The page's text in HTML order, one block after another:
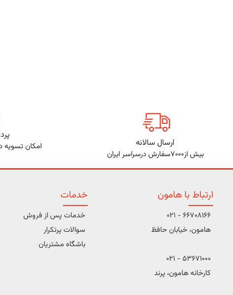
ارسال سالانه
بیش از7000سفارش درسراسر ایران
امکان تسویه
خدمات
خدمات پس از فروش
سوالات پرتکرار
باشگاه مشتریان
ارتباط با هامون
66708166 - 021
هامون، خیابان حافظ
53671000 - 021
کارخانه هامون، پرند